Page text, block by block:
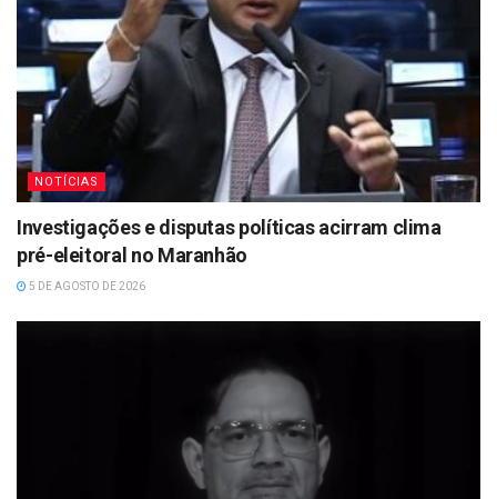
NOTÍCIAS
Investigações e disputas políticas acirram clima
pré-eleitoral no Maranhão
5 DE AGOSTO DE 2026